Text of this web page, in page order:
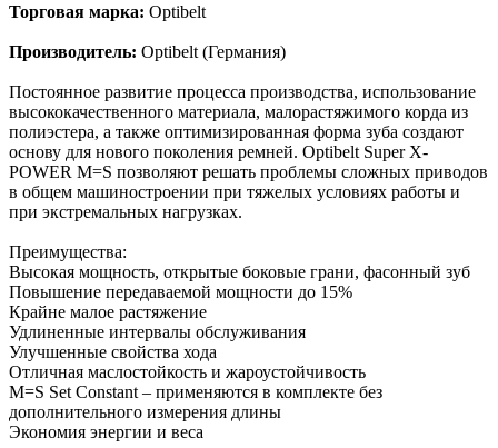
Торговая марка: Optibelt
Производитель: Optibelt (Германия)
Постоянное развитие процесса производства, использование
высококачественного материала, малорастяжимого корда из
полиэстера, а также оптимизированная форма зуба создают
основу для нового поколения ремней. Optibelt Super X-
POWER M=S позволяют решать проблемы сложных приводов
в общем машиностроении при тяжелых условиях работы и
при экстремальных нагрузках.
Преимущества:
Высокая мощность, открытые боковые грани, фасонный зуб
Повышение передаваемой мощности до 15%
Крайне малое растяжение
Удлиненные интервалы обслуживания
Улучшенные свойства хода
Отличная маслостойкость и жароустойчивость
M=S Set Constant – применяются в комплекте без
дополнительного измерения длины
Экономия энергии и веса